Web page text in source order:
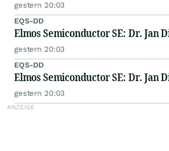
gestern 20:03
EQS-DD
Elmos Semiconductor SE: Dr. Jan
gestern 20:03
EQS-DD
Elmos Semiconductor SE: Dr. Jan
gestern 20:03